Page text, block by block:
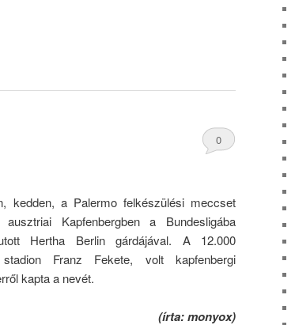
0
kedden, a Palermo felkészülési meccset
Kapfenbergben a Bundesligába
Hertha Berlin gárdájával. A 12.000
stadion Franz Fekete, volt kapfenbergi
kapta a nevét.
(írta: monyox)